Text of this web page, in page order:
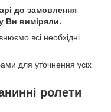
до замовлення
Ви виміряли.
всі необхідні
для уточнення усіх
ролети